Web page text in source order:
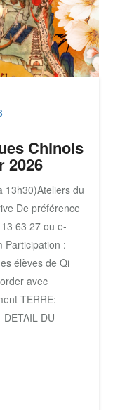
Chinois
2026
13h30)Ateliers du
De préférence
63 27 ou e-
Participation :
élèves de Qi
avec
TERRE:
DU